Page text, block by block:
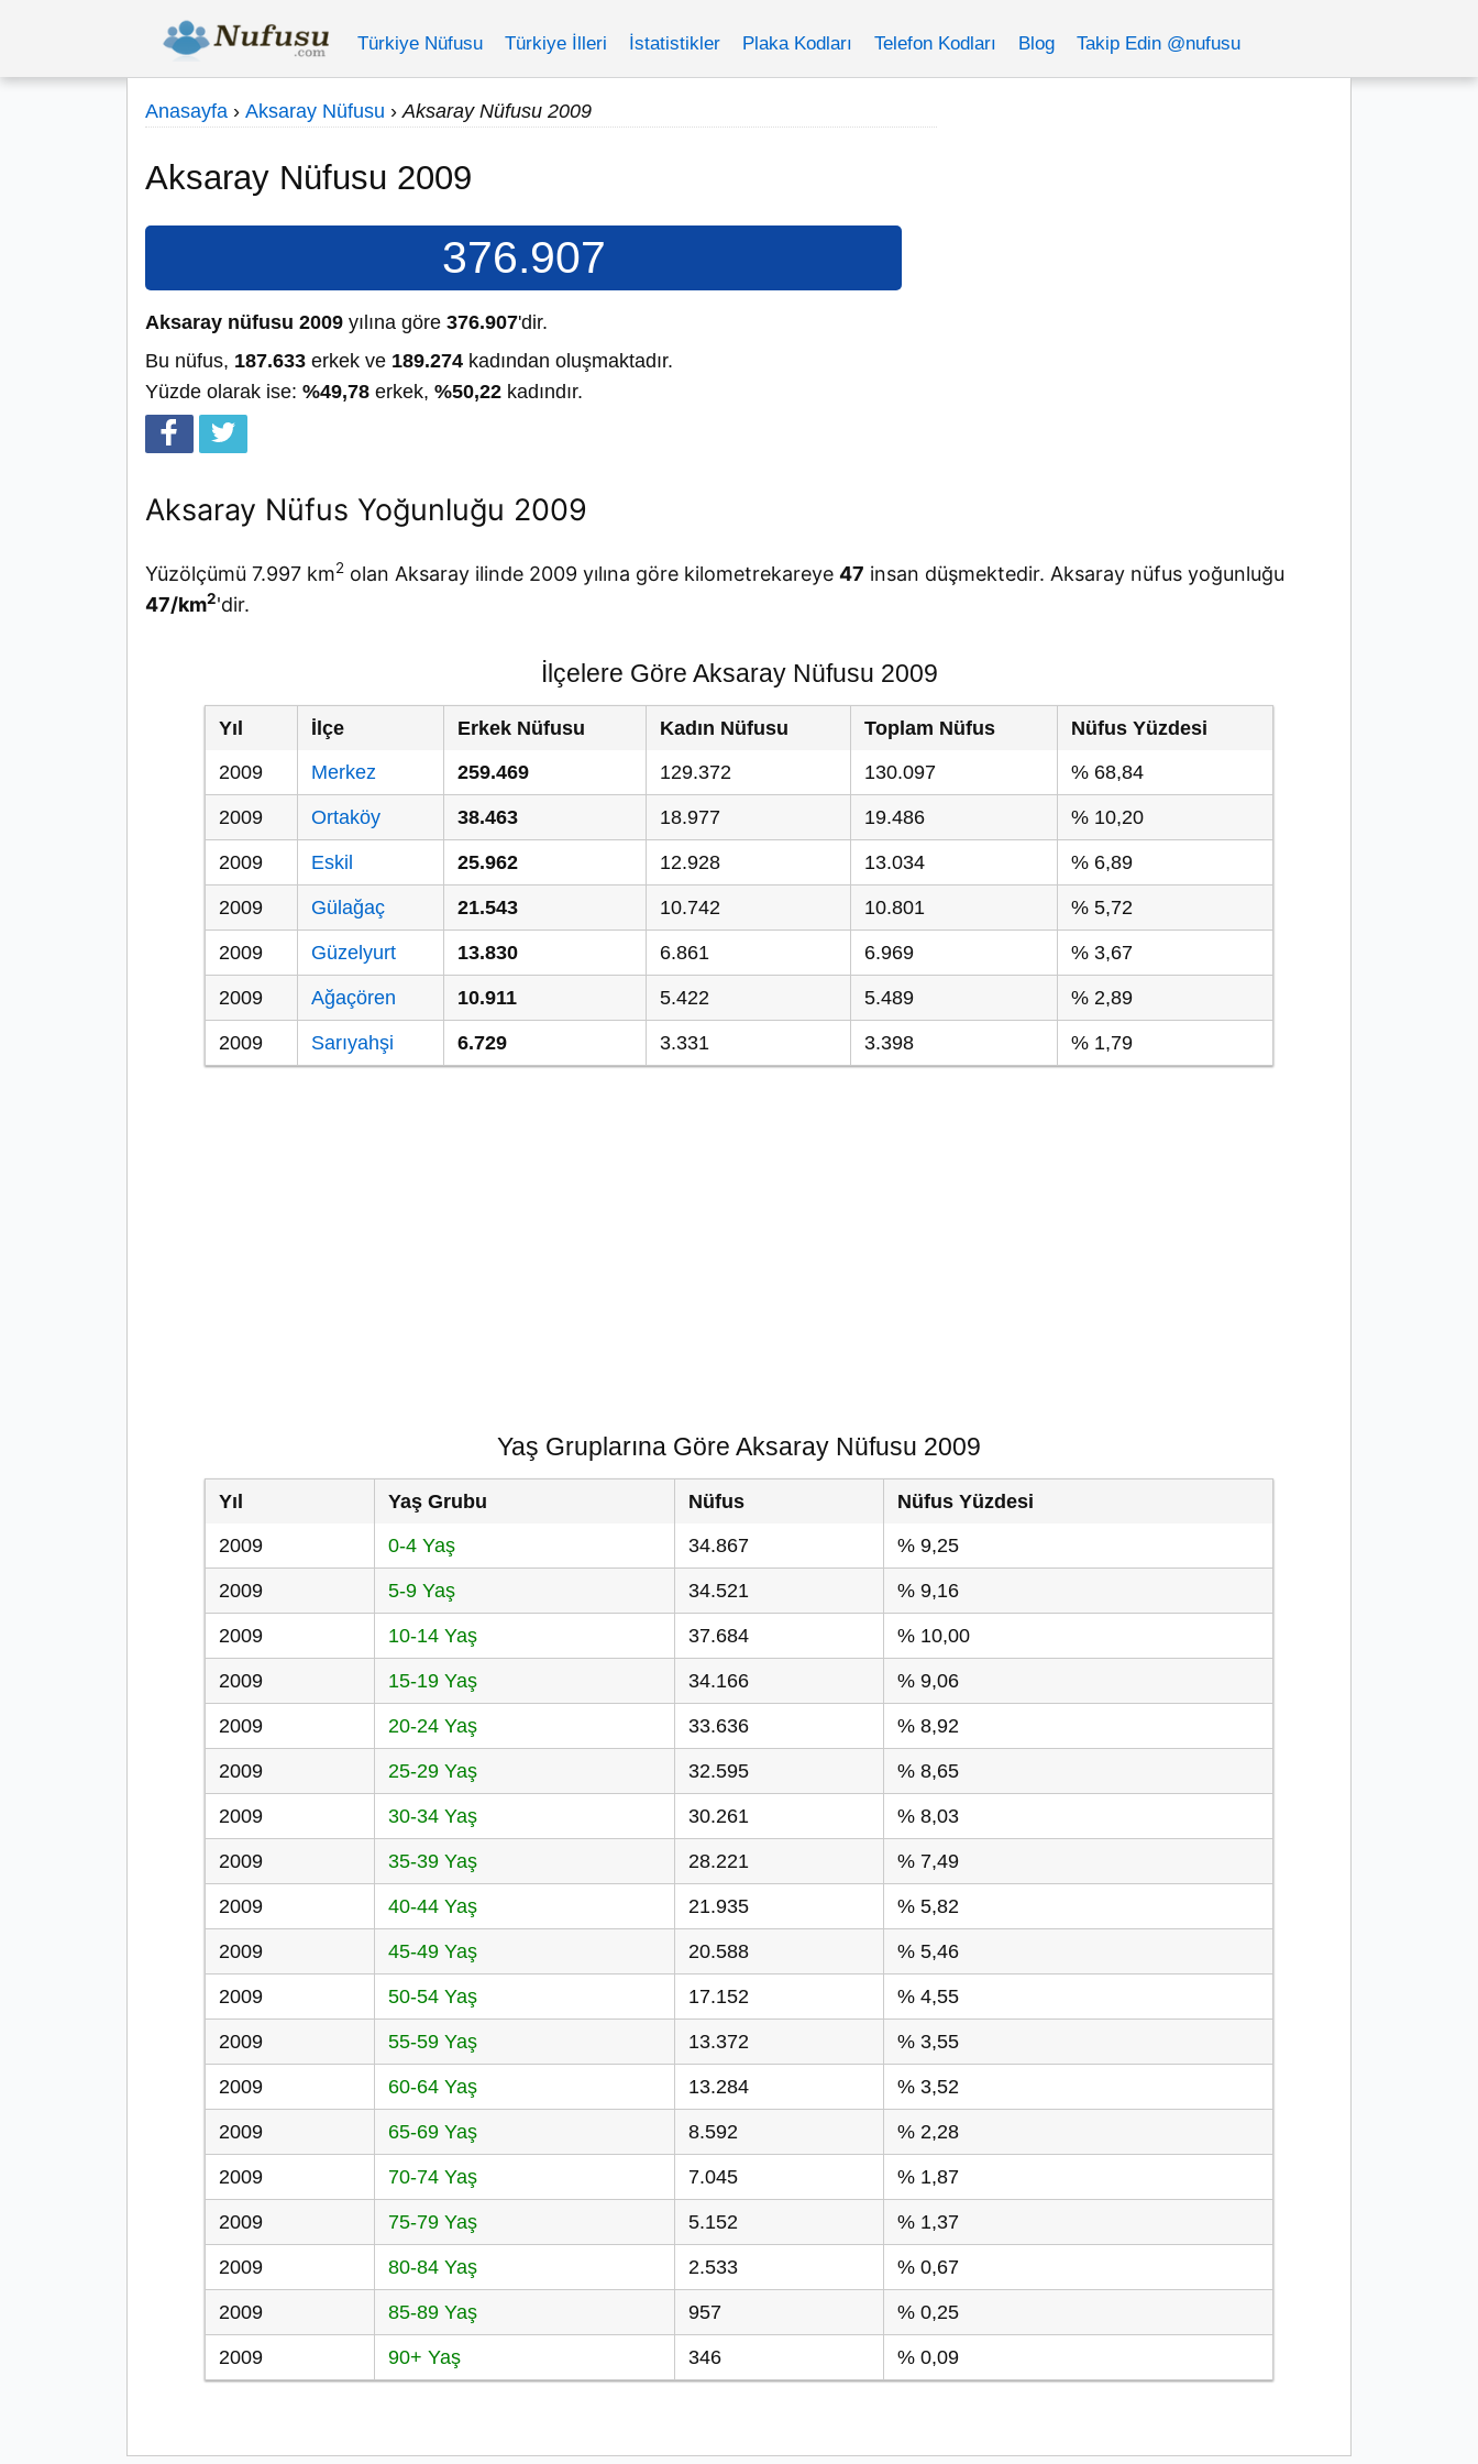
Türkiye Nüfusu Türkiye İlleri İstatistikler Plaka Kodları Telefon Kodları Blog Takip Edin @nufusu
Anasayfa › Aksaray Nüfusu › Aksaray Nüfusu 2009
Aksaray Nüfusu 2009
376.907
Aksaray nüfusu 2009 yılına göre 376.907'dir.
Bu nüfus, 187.633 erkek ve 189.274 kadından oluşmaktadır.
Yüzde olarak ise: %49,78 erkek, %50,22 kadındır.
Aksaray Nüfus Yoğunluğu 2009
Yüzölçümü 7.997 km2 olan Aksaray ilinde 2009 yılına göre kilometrekareye 47 insan düşmektedir. Aksaray nüfus yoğunluğu
47/km2'dir.
İlçelere Göre Aksaray Nüfusu 2009
Yıl İlçe Erkek Nüfusu Kadın Nüfusu Toplam Nüfus
Nüfus Yüzdesi
2009
Merkez 259.469 129.372 130.097 % 68,84
2009 Ortaköy 38.463 18.977 19.486 % 10,20
2009 Eskil 25.962 12.928 13.034 % 6,89
2009 Gülağaç 21.543 10.742 10.801 % 5,72
2009 Güzelyurt 13.830 6.861 6.969 % 3,67
2009 Ağaçören 10.911 5.422 5.489 % 2,89
2009 Sarıyahşi 6.729 3.331 3.398 % 1,79
Yaş Gruplarına Göre Aksaray Nüfusu 2009
Yıl Yaş Grubu Nüfus
Nüfus Yüzdesi
2009
0-4 Yaş 34.867 % 9,25
2009 5-9 Yaş 34.521 % 9,16
2009 10-14 Yaş 37.684 % 10,00
2009 15-19 Yaş 34.166 % 9,06
2009 20-24 Yaş 33.636 % 8,92
2009 25-29 Yaş 32.595 % 8,65
2009 30-34 Yaş 30.261 % 8,03
2009 35-39 Yaş 28.221 % 7,49
2009 40-44 Yaş 21.935 % 5,82
2009 45-49 Yaş 20.588 % 5,46
2009 50-54 Yaş 17.152 % 4,55
2009 55-59 Yaş 13.372 % 3,55
2009 60-64 Yaş 13.284 % 3,52
2009 65-69 Yaş 8.592 % 2,28
2009 70-74 Yaş 7.045 % 1,87
2009 75-79 Yaş 5.152 % 1,37
2009 80-84 Yaş 2.533 % 0,67
2009 85-89 Yaş 957 % 0,25
2009 90+ Yaş 346 % 0,09